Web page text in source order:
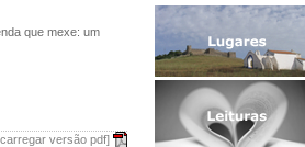
que mexe: um
versão pdf]